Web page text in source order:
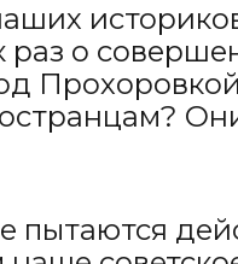
о
пытаются